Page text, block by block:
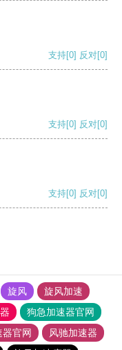
支持[0] 反对[0]
支持[0] 反对[0]
支持[0] 反对[0]
旋风
旋风加速
狗急加速器官网
官网
风驰加速器